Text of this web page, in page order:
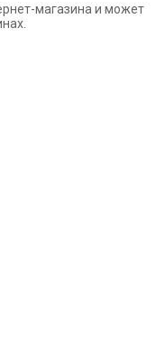
магазина и может